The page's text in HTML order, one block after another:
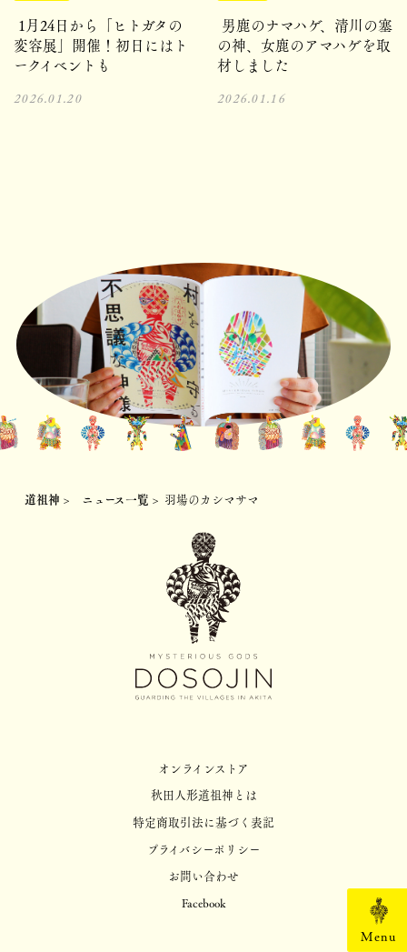
Menu
1月24日から「ヒトガタの
変容展」開催！初日にはト
ークイベントも
2026.01.20
男鹿のナマハゲ、清川の塞
の神、女鹿のアマハゲを取
材しました
2026.01.16
道祖神 > ニュース一覧 > 羽場のカシマサマ
オンラインストア
秋田人形道祖神とは
特定商取引法に基づく表記
プライバシーポリシー
お問い合わせ
Facebook